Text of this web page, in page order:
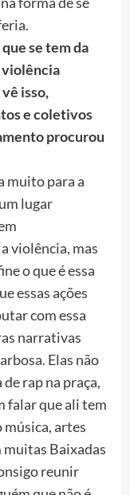
se tem da
violência
isso,
e coletivos
procurou
muito para a
lugar
violência, mas
o que é essa
essas ações
com essa
narrativas
Elas não
rap na praça,
falar que ali tem
artes
muitas Baixadas
reunir